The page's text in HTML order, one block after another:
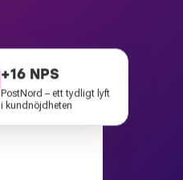
+16 NPS
PostNord – ett tydligt lyft
i kundnöjdheten